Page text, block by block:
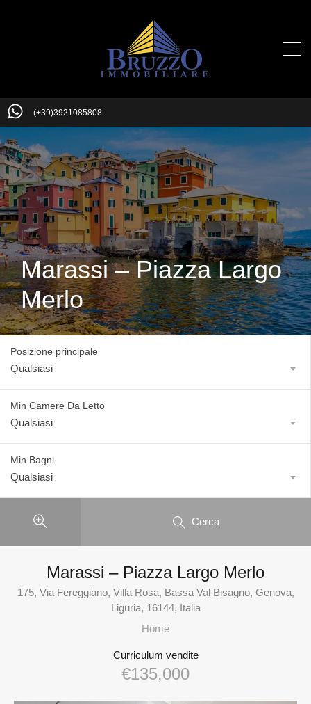
(+39)3921085808
Marassi – Piazza Largo
Merlo
Posizione principale
Qualsiasi
Min Camere Da Letto
Qualsiasi
Min Bagni
Qualsiasi
Cerca
Marassi – Piazza Largo Merlo
175, Via Fereggiano, Villa Rosa, Bassa Val Bisagno, Genova,
Liguria, 16144, Italia
Home
Curriculum vendite
€135,000